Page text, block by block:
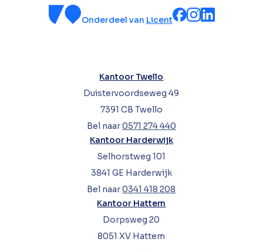
Onderdeel van Licent
Kantoor Twello
Duistervoordseweg 49
7391 CB Twello
Bel naar0571 274 440
Kantoor Harderwijk
Selhorstweg 101
3841 GE Harderwijk
Bel naar0341 418 208
Kantoor Hattem
Dorpsweg 20
8051 XV Hattem